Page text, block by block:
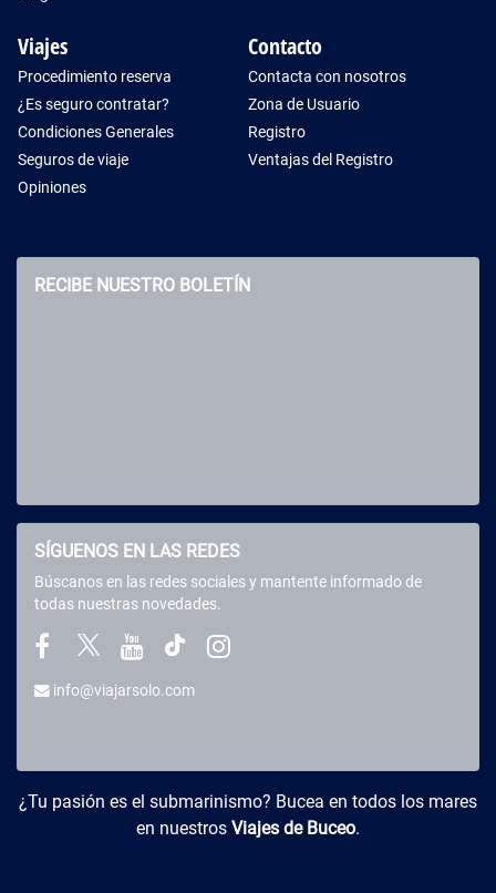
Viajes
Procedimiento reserva
¿Es seguro contratar?
Condiciones Generales
Seguros de viaje
Opiniones
Contacto
Contacta con nosotros
Zona de Usuario
Registro
Ventajas del Registro
RECIBE NUESTRO BOLETÍN
SÍGUENOS EN LAS REDES
Búscanos en las redes sociales y mantente informado de
todas nuestras novedades.
info@viajarsolo.com
Buceo y Viajes
¿Tu pasión es el submarinismo? Bucea en todos los mares
en nuestros Viajes de Buceo.